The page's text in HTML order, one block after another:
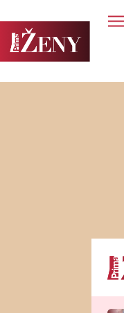
Horoskopy